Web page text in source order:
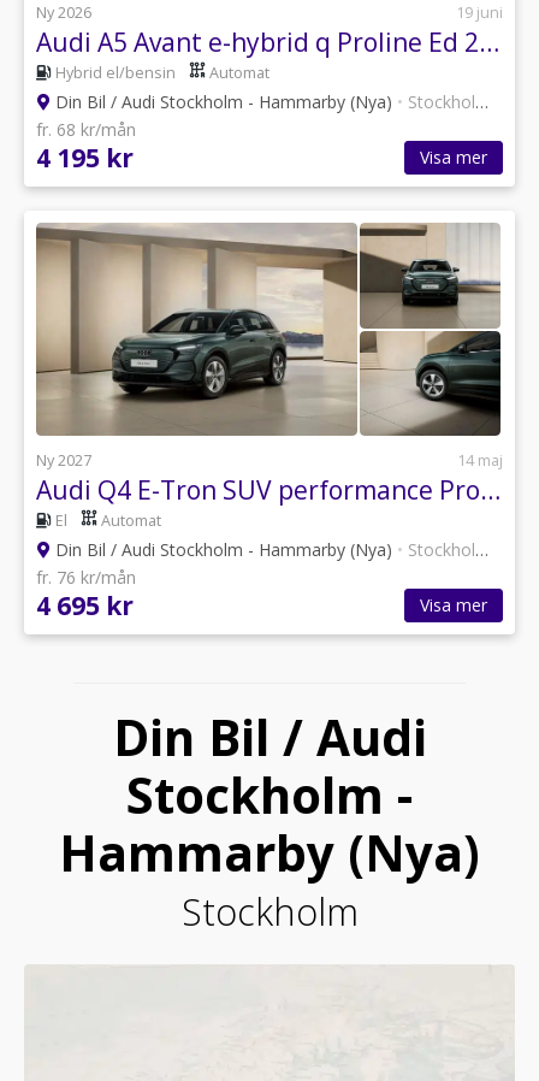
Ny 2026 19 juni
Audi A5 Avant e-hybrid q Proline Ed 220 kW S tr *Businesslease*
Hybrid el/bensin Automat
Din Bil / Audi Stockholm - Hammarby (Nya) • Stockholm
fr. 68 kr/mån
4 195 kr Visa mer
Ny 2027 14 maj
Audi Q4 E-Tron SUV performance Proline 210,00 kW *Businesslease*
El Automat
Din Bil / Audi Stockholm - Hammarby (Nya) • Stockholm
fr. 76 kr/mån
4 695 kr Visa mer
Din Bil / Audi
Stockholm -
Hammarby (Nya)
Stockholm